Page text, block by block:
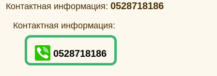
Контактная информация: 0528718186
Контактная информация:
0528718186